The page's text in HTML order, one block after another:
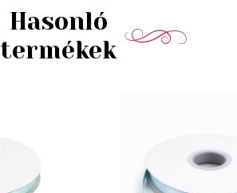
Hasonló
termékek